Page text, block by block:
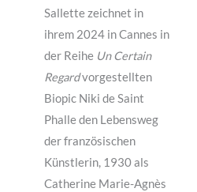
Sallette zeichnet in
ihrem 2024 in Cannes in
der Reihe Un Certain
Regardvorgestellten
Biopic Niki de Saint
Phalle den Lebensweg
der französischen
Künstlerin, 1930 als
Catherine Marie-Agnès